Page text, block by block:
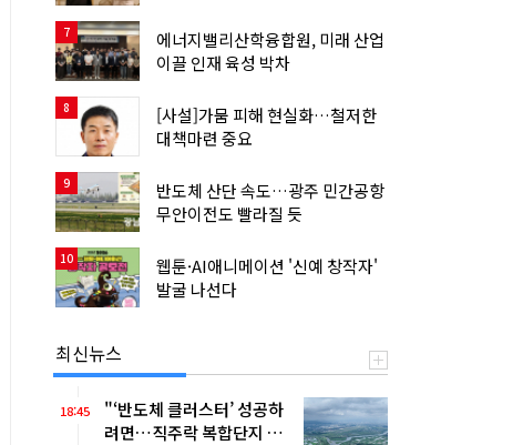
7
에너지밸리산학융합원, 미래 산업
이끌 인재 육성 박차
8
[사설]가뭄 피해 현실화…철저한
대책마련 중요
9
반도체 산단 속도…광주 민간공항
무안이전도 빨라질 듯
10
웹툰·AI애니메이션 '신예 창작자'
발굴 나선다
최신뉴스
18:45
"‘반도체 클러스터’ 성공하
려면…직주락 복합단지 구